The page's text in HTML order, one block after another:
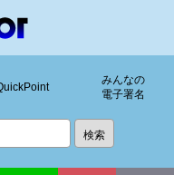
みんなの
電子署名